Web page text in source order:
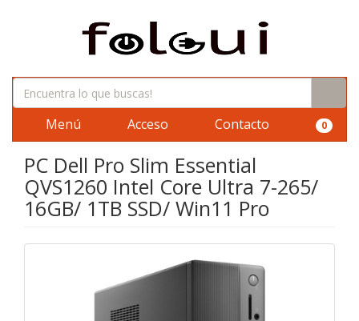
Menú Acceso Contacto 0
PC Dell Pro Slim Essential
QVS1260 Intel Core Ultra 7-265/
16GB/ 1TB SSD/ Win11 Pro